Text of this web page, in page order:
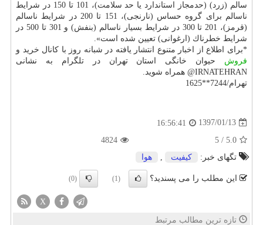
سالم (زرد) (حدمجاز استاندارد یا حد سلامت)، 101 تا 150 در شرایط
ناسالم برای گروه حساس (نارنجی)، 151 تا 200 در شرایط ناسالم
(قرمز)، 201 تا 300 در شرایط بسیار ناسالم (بنفش) و 301 تا 500 در
شرایط خطرناك (ارغوانی) تعیین شده است».
*برای اطلاع از اخبار متنوع انتشار یافته در شبانه روز با كانال خرید و
فروش حیوان خانگی استان تهران در تلگرام به نشانی
IRNATEHRAN@ همراه شوید.
تهرام/7244**1625
1397/01/13
16:56:41
5.0
/
5
4824
تگهای خبر:
كیفیت هوا
این مطلب را می پسندید؟ (1)
(0)
X
تازه ترین مطالب مرتبط